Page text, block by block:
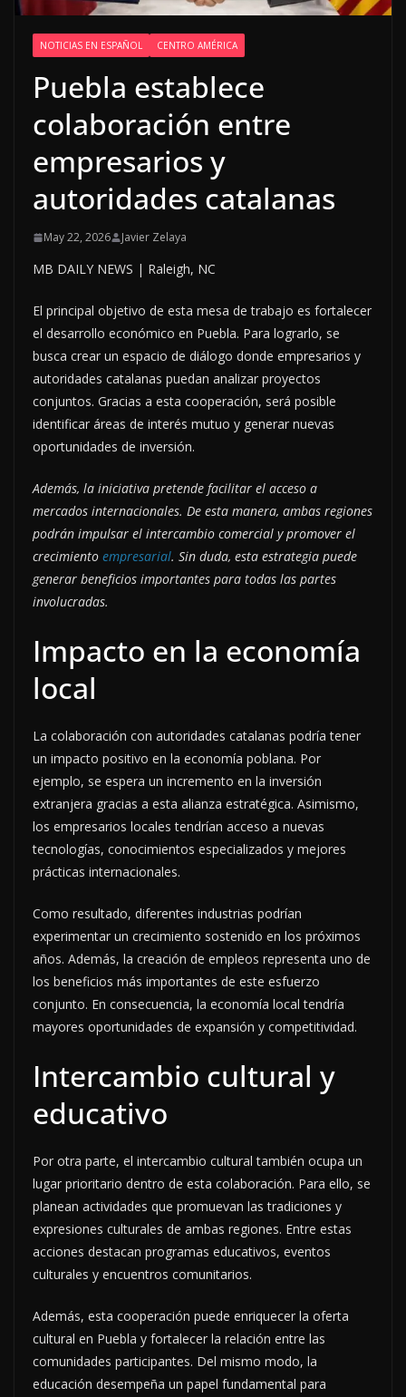
NOTICIAS EN ESPAÑOL CENTRO AMÉRICA
Puebla establece
colaboración entre
empresarios y
autoridades catalanas
May 22, 2026 Javier Zelaya
MB DAILY NEWS | Raleigh, NC
El principal objetivo de esta mesa de trabajo es fortalecer
el desarrollo económico en Puebla. Para lograrlo, se
busca crear un espacio de diálogo donde empresarios y
autoridades catalanas puedan analizar proyectos
conjuntos. Gracias a esta cooperación, será posible
identificar áreas de interés mutuo y generar nuevas
oportunidades de inversión.
Además, la iniciativa pretende facilitar el acceso a
mercados internacionales. De esta manera, ambas regiones
podrán impulsar el intercambio comercial y promover el
crecimiento empresarial. Sin duda, esta estrategia puede
generar beneficios importantes para todas las partes
involucradas.
Impacto en la economía
local
La colaboración con autoridades catalanas podría tener
un impacto positivo en la economía poblana. Por
ejemplo, se espera un incremento en la inversión
extranjera gracias a esta alianza estratégica. Asimismo,
los empresarios locales tendrían acceso a nuevas
tecnologías, conocimientos especializados y mejores
prácticas internacionales.
Como resultado, diferentes industrias podrían
experimentar un crecimiento sostenido en los próximos
años. Además, la creación de empleos representa uno de
los beneficios más importantes de este esfuerzo
conjunto. En consecuencia, la economía local tendría
mayores oportunidades de expansión y competitividad.
Intercambio cultural y
educativo
Por otra parte, el intercambio cultural también ocupa un
lugar prioritario dentro de esta colaboración. Para ello, se
planean actividades que promuevan las tradiciones y
expresiones culturales de ambas regiones. Entre estas
acciones destacan programas educativos, eventos
culturales y encuentros comunitarios.
Además, esta cooperación puede enriquecer la oferta
cultural en Puebla y fortalecer la relación entre las
comunidades participantes. Del mismo modo, la
educación desempeña un papel fundamental para